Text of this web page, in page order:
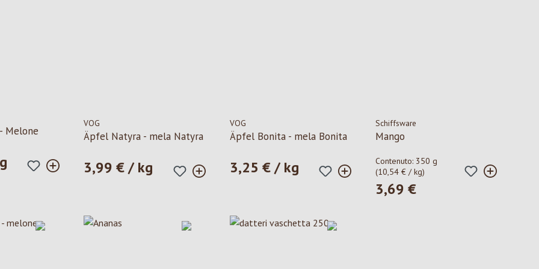
Melone
VOG
Äpfel Natyra - mela Natyra
Prezzo normale:
3,99 € / kg
VOG
Äpfel Bonita - mela Bonita
Prezzo normale:
3,25 € / kg
Schiffsware
Mango
Contenuto: 350 g
(10,54 € / kg)
Prezzo normale:
3,69 €